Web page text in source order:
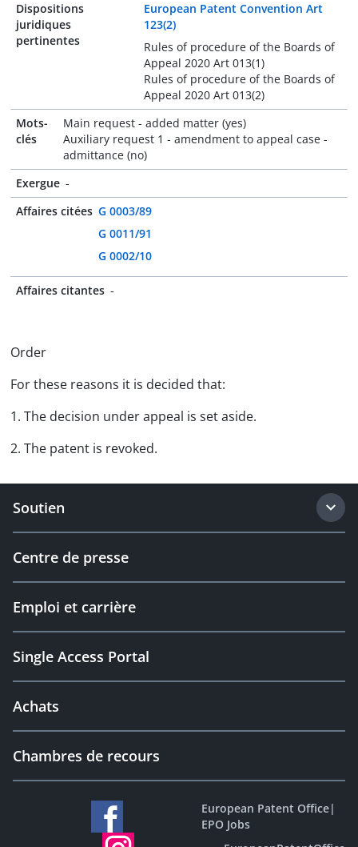
Dispositions
juridiques
pertinentes
European Patent Convention Art
123(2)
Rules of procedure of the Boards of
Appeal 2020 Art 013(1)
Rules of procedure of the Boards of
Appeal 2020 Art 013(2)
Mots-
clés
Main request - added matter (yes)
Auxiliary request 1 - amendment to appeal case -
admittance (no)
Exergue -
Affaires citées G 0003/89
G 0011/91
G 0002/10
Affaires citantes -
Order
For these reasons it is decided that:
1. The decision under appeal is set aside.
2. The patent is revoked.
Soutien
Centre de presse
Emploi et carrière
Single Access Portal
Achats
Chambres de recours
European Patent Office|
EPO Jobs